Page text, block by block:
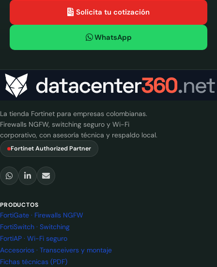
Solicita tu cotización
WhatsApp
La tienda Fortinet para empresas colombianas.
Firewalls NGFW, switching seguro y Wi-Fi
corporativo, con asesoría técnica y respaldo local.
Fortinet Authorized Partner
PRODUCTOS
FortiGate · Firewalls NGFW
FortiSwitch · Switching
FortiAP · Wi-Fi seguro
Accesorios · Transceivers y montaje
Fichas técnicas (PDF)